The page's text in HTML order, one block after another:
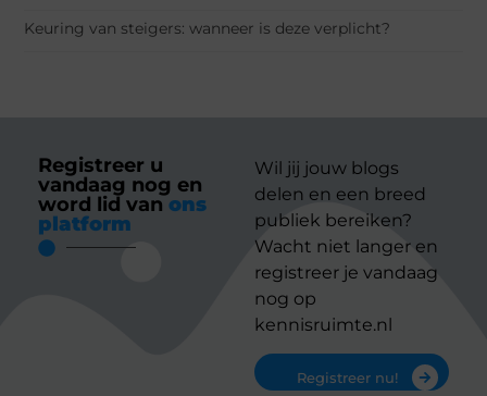
Keuring van steigers: wanneer is deze verplicht?
Registreer u
vandaag nog en
word lid van ons
platform
Wil jij jouw blogs
delen en een breed
publiek bereiken?
Wacht niet langer en
registreer je vandaag
nog op
kennisruimte.nl
Registreer nu!